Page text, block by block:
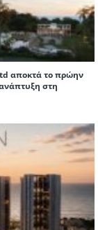
αποκτά το πρώην
στη